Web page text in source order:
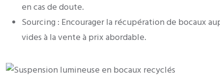
en cas de doute.
Sourcing : Encourager la récupération de bocaux
vides à la vente à prix abordable.